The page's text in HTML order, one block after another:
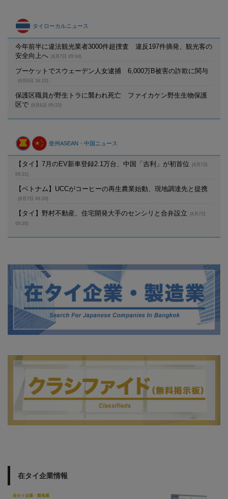
タイローカルニュース
今年前半に違法観光業者3000件超捜査 違反197件摘発、観光客の
安全向上へ
(8月7日 09:04)
プーケットでスウェーデン人女逮捕 6,000万B被害の詐欺に関与
(8月6日 16:22)
保護区職員が野生トラに襲われ死亡 ファイカケン野生生物保護
区で
(8月6日 09:22)
亜州ASEAN・中国ニュース
【タイ】7月のEV新車登録2.1万台、中国「吉利」が初首位
(8月7日
09:21)
【ベトナム】UCCがコーヒーの再生農業始動、現地調達先と提携
(8月7日 09:20)
【タイ】野村不動産、住宅開発大手のセンシリと合弁設立
(8月7日
09:20)
在タイ企業情報
在タイ企業・製造業